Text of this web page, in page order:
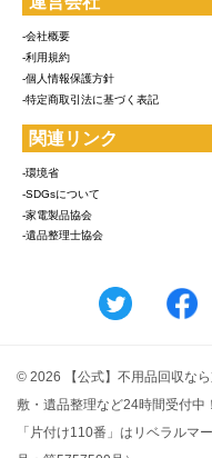
-会社概要
-利用規約
-個人情報保護方針
-特定商取引法に基づく表記
関連リンク
-環境省
-SDGsについて
-家電製品協会
-遺品整理士協会
© 2026 【公式】不用品回収な
敷・遺品整理など24時間受付中！
「片付け110番」はリベラルマ